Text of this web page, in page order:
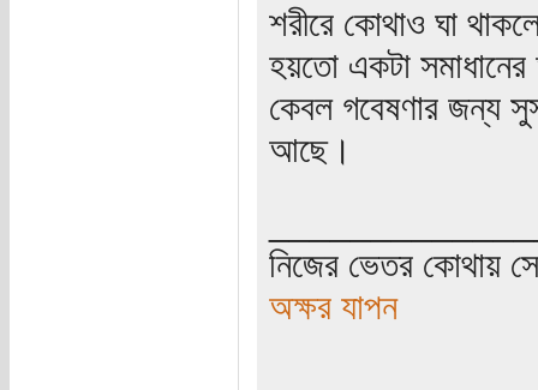
শরীরে কোথাও ঘা
হয়তো একটা
কেবল গবেষণার জন্য
আছে।
নিজের ভেতর কোথায়
অক্ষর যাপন